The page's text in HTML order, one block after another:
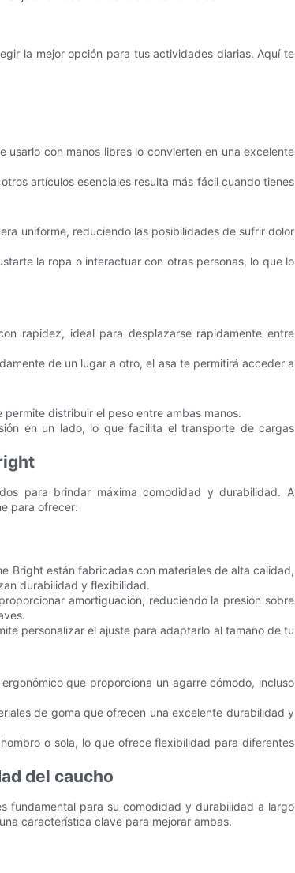
la mejor opción para tus actividades diarias. Aquí te
con manos libres lo convierten en una excelente
artículos esenciales resulta más fácil cuando tienes
uniforme, reduciendo las posibilidades de sufrir dolor
la ropa o interactuar con otras personas, lo que lo
rapidez, ideal para desplazarse rápidamente entre
de un lugar a otro, el asa te permitirá acceder a
distribuir el peso entre ambas manos.
en un lado, lo que facilita el transporte de cargas
para brindar máxima comodidad y durabilidad. A
para ofrecer:
Bright están fabricadas con materiales de alta calidad,
durabilidad y flexibilidad.
amortiguación, reduciendo la presión sobre
personalizar el ajuste para adaptarlo al tamaño de tu
que proporciona un agarre cómodo, incluso
de goma que ofrecen una excelente durabilidad y
o sola, lo que ofrece flexibilidad para diferentes
del caucho
fundamental para su comodidad y durabilidad a largo
característica clave para mejorar ambas.